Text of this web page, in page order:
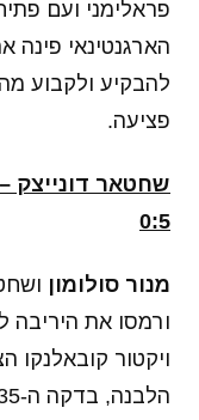
פראלימני ועם
הארגנטינאי פינה
פציעה.
שחטאר דונייצק
0:5
מנור סולומון
ורמסו את
ויקטור קובאלנקו